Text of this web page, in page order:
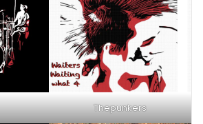
Thepunkers